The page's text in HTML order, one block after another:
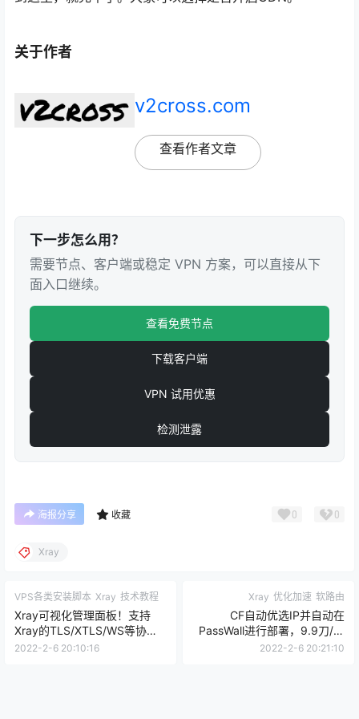
关于作者
v2cross.com
查看作者文章
下一步怎么用？
需要节点、客户端或稳定 VPN 方案，可以直接从下
面入口继续。
查看免费节点
下载客户端
VPN 试用优惠
检测泄露
海报分享 收藏 0 0
Xray
VPS各类安装脚本 Xray 技术教程
Xray可视化管理面板！支持
Xray的TLS/XTLS/WS等协议
的可视化搭建，支持原协议的
2022-2-6 20:10:16
Xray 优化加速 软路由
CF自动优选IP并自动在
PassWall进行部署，9.9刀/年
的VPS套用CDN，速度瞬间起
2022-2-6 20:21:10